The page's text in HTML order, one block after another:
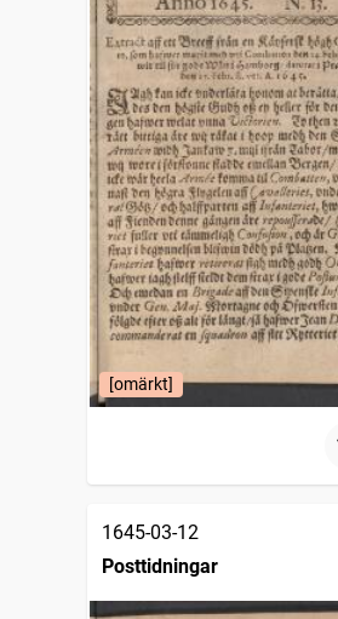
[omärkt]
1645-03-12
Posttidningar